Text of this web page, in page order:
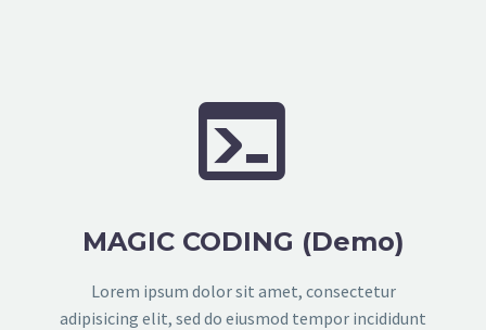


MAGIC CODING (Demo)
Lorem ipsum dolor sit amet, consectetur
adipisicing elit, sed do eiusmod tempor incididunt